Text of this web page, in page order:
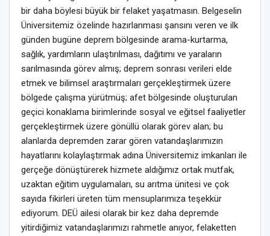
bir daha böylesi büyük bir felaket yaşatmasın. Belgeselin
Üniversitemiz özelinde hazırlanması şansını veren ve ilk
günden bugüne deprem bölgesinde arama-kurtarma,
sağlık, yardımların ulaştırılması, dağıtımı ve yaraların
sarılmasında görev almış; deprem sonrası verileri elde
etmek ve bilimsel araştırmaları gerçekleştirmek üzere
bölgede çalışma yürütmüş; afet bölgesinde oluşturulan
geçici konaklama birimlerinde sosyal ve eğitsel faaliyetler
gerçekleştirmek üzere gönüllü olarak görev alan; bu
alanlarda depremden zarar gören vatandaşlarımızın
hayatlarını kolaylaştırmak adına Üniversitemiz imkanları ile
gerçeğe dönüştürerek hizmete aldığımız ortak mutfak,
uzaktan eğitim uygulamaları, su arıtma ünitesi ve çok
sayıda fikirleri üreten tüm mensuplarımıza teşekkür
ediyorum. DEÜ ailesi olarak bir kez daha depremde
yitirdiğimiz vatandaşlarımızı rahmetle anıyor, felaketten